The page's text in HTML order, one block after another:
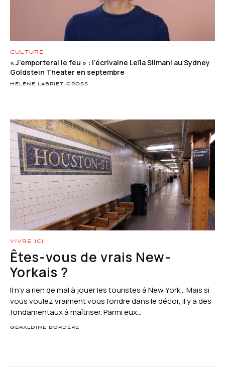
CULTURE
« J’emporterai le feu » : l’écrivaine Leïla Slimani au Sydney
Goldstein Theater en septembre
HÉLÈNE LABRIET-GROSS
VIVRE ICI
Êtes-vous de vrais New-
Yorkais ?
Il n’y a rien de mal à jouer les touristes à New York… Mais si
vous voulez vraiment vous fondre dans le décor, il y a des
fondamentaux à maîtriser. Parmi eux...
GÉRALDINE BORDÈRE